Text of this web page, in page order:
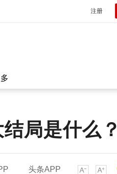
注册
局是什么？
头条APP